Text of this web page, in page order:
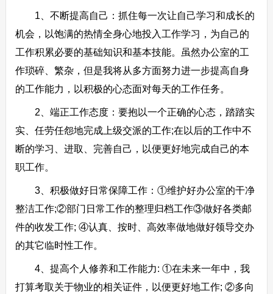
1、不断提高自己：抓住每一次让自己学习和成长的
机会，以饱满的热情全身心地投入工作学习，为自己的
工作积累必要的基础知识和基本技能。虽然办公室的工
作琐碎、繁杂，但是我将从多方面努力进一步提高自身
的工作能力，以积极的心态面对每天的工作任务。
2、端正工作态度：要抱以一个正确的心态，踏踏实
实、任劳任怨地完成上级交派的工作;在以后的工作中不
断的学习、进取、完善自己，以便更好地完成自己的本
职工作。
3、积极做好日常保障工作：①维护好办公室的干净
整洁工作;②部门日常工作的整理归档工作③做好各类邮
件的收发工作; ④认真、按时、高效率做地做好领导交办
的其它临时性工作。
4、提高个人修养和工作能力: ①在未来一年中，我
打算考取关于物业的相关证件，以便更好地工作; ②多向